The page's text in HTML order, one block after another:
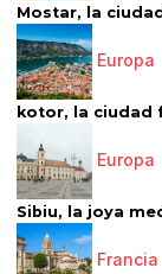
Mostar, la
Europa
kotor, la ciudad
Europa
Sibiu, la joya
Francia